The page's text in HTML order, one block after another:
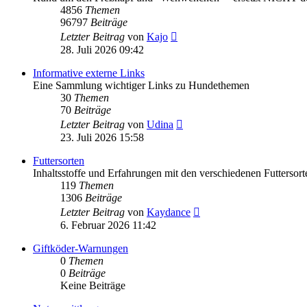
4856 Themen
96797 Beiträge
Letzter Beitrag von Kajo
28. Juli 2026 09:42
Informative externe Links
Eine Sammlung wichtiger Links zu Hundethemen
30 Themen
70 Beiträge
Letzter Beitrag von Udina
23. Juli 2026 15:58
Futtersorten
Inhaltsstoffe und Erfahrungen mit den verschiedenen
119 Themen
1306 Beiträge
Letzter Beitrag von Kaydance
6. Februar 2026 11:42
Giftköder-Warnungen
0 Themen
0 Beiträge
Keine Beiträge